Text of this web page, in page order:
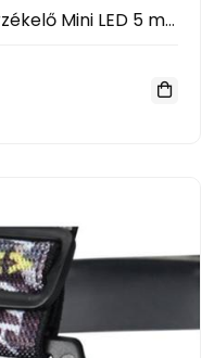
COB XPE LED újratölthető érzékelő Mini LED 5 módú testmozgás-érzékelő fejlámpa